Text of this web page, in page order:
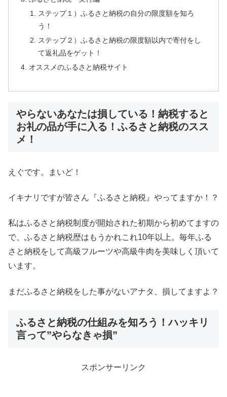
ステップ１）ふるさと納税の自分の限度額を知ろ
う！
ステップ２）ふるさと納税の限度額以内で寄付をし
て返礼品をゲット！
オススメのふるさと納税サイト
やらないあなたは損している！納税すると
お礼の品が手に入る！ふるさと納税のスス
メ！
えぐです。まいど！
イキナリですが皆さん『ふるさと納税』やってますか！？
私はふるさと納税制度が開始された初期から初めてますの
で、ふるさと納税歴はもうかれこれ10年以上。毎年ふる
さと納税をして高級フルーツや高級牛肉を美味しく頂いて
います。
まだふるさと納税をした事がないアナタ、損してますよ？
ふるさと納税の仕組みを知ろう！ハッキリ
言って”やらなきゃ損”
スポンサーリンク